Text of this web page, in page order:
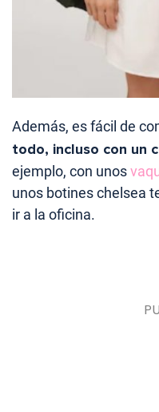
Además, es fácil de
todo, incluso con un
ejemplo, con unos
unos botines chelsea
ir a la oficina.